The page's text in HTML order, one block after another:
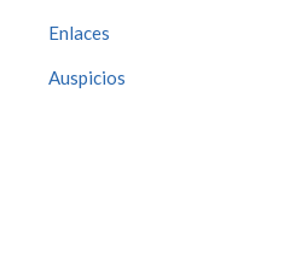
Enlaces
Auspicios